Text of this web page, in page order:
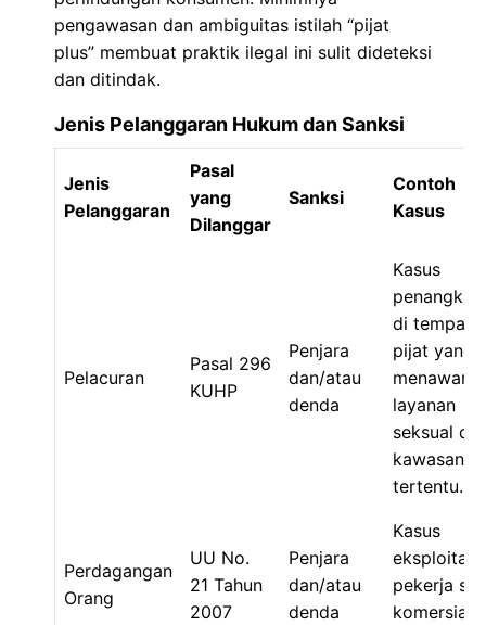
pengawasan dan ambiguitas istilah “pijat
plus” membuat praktik ilegal ini sulit dideteksi
dan ditindak.
Jenis Pelanggaran Hukum dan Sanksi
Jenis
Pelanggaran
Pasal
yang
Dilanggar
Sanksi
Contoh
Kasus
Pelacuran
Pasal 296
KUHP
Penjara
dan/atau
denda
Kasus
di tempat
pijat yang
layanan
seksual di
kawasan
tertentu.
Perdagangan
Orang
UU No.
21 Tahun
2007
Penjara
dan/atau
denda
Kasus
eksploitasi
pekerja
komersial